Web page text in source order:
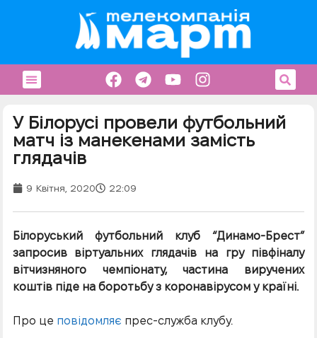
У Білорусі провели футбольний
матч із манекенами замість
глядачів
9 Квітня, 2020 22:09
Білоруський футбольний клуб “Динамо-Брест”
запросив віртуальних глядачів на гру півфіналу
вітчизняного чемпіонату, частина виручених
коштів піде на боротьбу з коронавірусом у країні.
Про це повідомляє прес-служба клубу.